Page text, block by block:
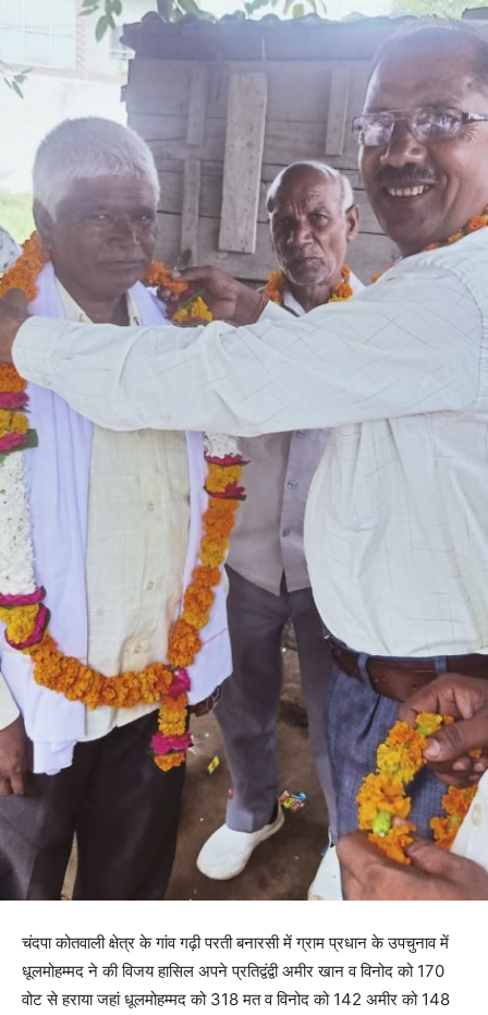
चंदपा कोतवाली क्षेत्र के गांव गढ़ी परती बनारसी में ग्राम प्रधान के उपचुनाव में
धूलमोहम्मद ने की विजय हासिल अपने प्रतिद्वंद्वी अमीर खान व विनोद को 170
वोट से हराया जहां धूलमोहम्मद को 318 मत व विनोद को 142 अमीर को 148